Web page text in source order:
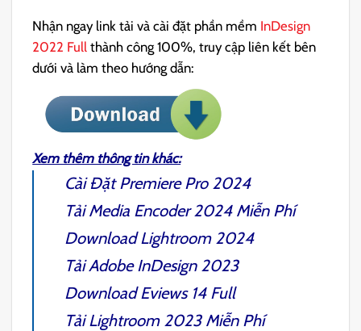
Nhận ngay link tải và cài đặt phần mềm InDesign
2022 Fullthành công 100%, truy cập liên kết bên
dưới và làm theo hướng dẫn:
Xem thêm thông tin khác:
Cài ĐặtPremiere Pro 2024
TảiMedia Encoder 2024Miễn Phí
DownloadLightroom 2024
TảiAdobe InDesign 2023
DownloadEviews 14 Full
TảiLightroom 2023Miễn Phí